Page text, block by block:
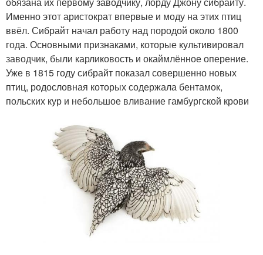
Именно этот аристократ впервые и моду на этих птиц
ввёл. Сибрайт начал работу над породой около 1800
года. Основными признаками, которые культивировал
заводчик, были карликовость и окаймлённое оперение.
Уже в 1815 году сибрайт показал совершенно новых
птиц, родословная которых содержала бентамок,
польских кур и небольшое вливание гамбургской крови